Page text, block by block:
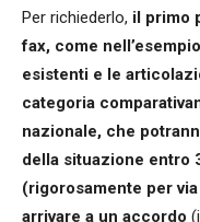
Per richiederlo, il primo
fax, come
esistenti e le
categoria
nazionale, che
della situazione entro
(rigorosamente per
arrivare a un accordo